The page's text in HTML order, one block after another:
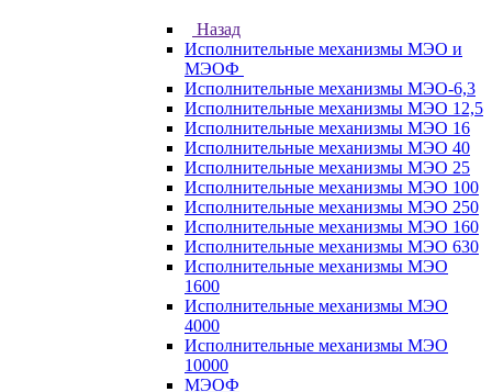
Назад
Исполнительные механизмы МЭО и
МЭОФ
Исполнительные механизмы МЭО-6,3
Исполнительные механизмы МЭО 12,5
Исполнительные механизмы МЭО 16
Исполнительные механизмы МЭО 40
Исполнительные механизмы МЭО 25
Исполнительные механизмы МЭО 100
Исполнительные механизмы МЭО 250
Исполнительные механизмы МЭО 160
Исполнительные механизмы МЭО 630
Исполнительные механизмы МЭО
1600
Исполнительные механизмы МЭО
4000
Исполнительные механизмы МЭО
10000
МЭОФ